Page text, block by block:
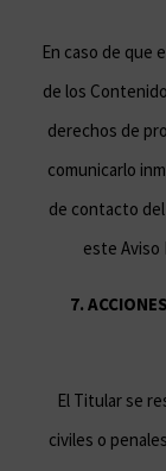
En caso de que
de los
derechos de
comunicarlo
de contacto del
este Aviso
7.
El Titular se
civiles o